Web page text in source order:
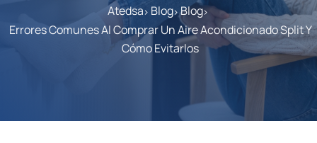
Atedsa Blog Blog
Errores Comunes Al Comprar Un Aire Acondicionado Split Y
Cómo Evitarlos